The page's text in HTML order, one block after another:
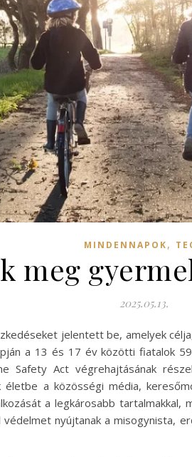
MINDENNAPOK,
meg
2025.05.13.
jelentett be, amelyek
a 13 és 17 év közötti fiatalok
Safety Act végrehajtásának
a közösségi média,
a legkárosabb tartalmakkal,
nyújtanak a misogynista,